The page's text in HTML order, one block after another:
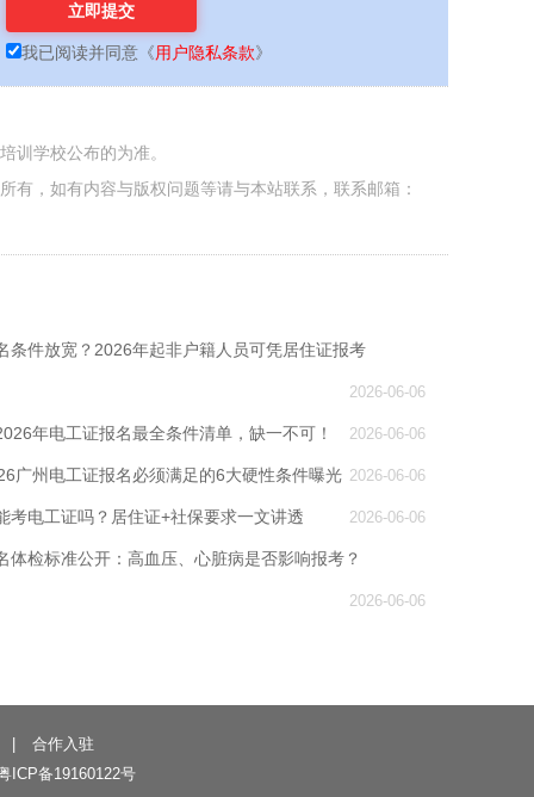
我已阅读并同意 《用户隐私条款》
训学校公布的为准。
，如有内容与版权问题等请与本站联系，联系邮箱：
条件放宽？2026年起非户籍人员可凭居住证报考
2026-06-06
年电工证报名最全条件清单，缺一不可！ 2026-06-06
广州电工证报名必须满足的6大硬性条件曝光 2026-06-06
考电工证吗？居住证+社保要求一文讲透 2026-06-06
体检标准公开：高血压、心脏病是否影响报考？
2026-06-06
合作入驻
ICP备19160122号